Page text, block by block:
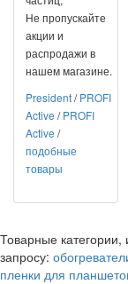
Не пропускайте
акции и
распродажи в
нашем магазине.
President/PROFI
Active /PROFI
Active /
подобные
товары
Товарные
запросу:
пленки для